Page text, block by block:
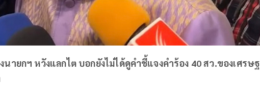
ยกฯ หวังแลกไต บอกยังไม่ได้ดูคำชี้แจงคำร้อง 40 สว.ของเศรษฐ